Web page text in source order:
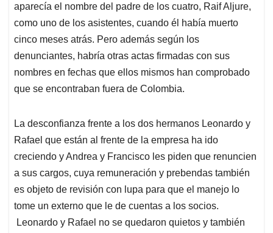
aparecía el nombre del padre de los cuatro, Raif Aljure,
como uno de los asistentes, cuando él había muerto
cinco meses atrás. Pero además según los
denunciantes, habría otras actas firmadas con sus
nombres en fechas que ellos mismos han comprobado
que se encontraban fuera de Colombia.
La desconfianza frente a los dos hermanos Leonardo y
Rafael que están al frente de la empresa ha ido
creciendo y Andrea y Francisco les piden que renuncien
a sus cargos, cuya remuneración y prebendas también
es objeto de revisión con lupa para que el manejo lo
tome un externo que le de cuentas a los socios.
Leonardo y Rafael no se quedaron quietos y también